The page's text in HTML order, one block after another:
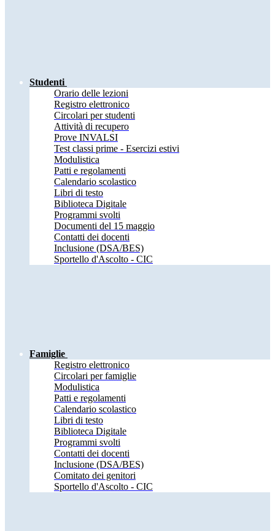
Studenti
Orario delle lezioni
Registro elettronico
Circolari per studenti
Attività di recupero
Prove INVALSI
Test classi prime - Esercizi estivi
Modulistica
Patti e regolamenti
Calendario scolastico
Libri di testo
Biblioteca Digitale
Programmi svolti
Documenti del 15 maggio
Contatti dei docenti
Inclusione (DSA/BES)
Sportello d'Ascolto - CIC
Famiglie
Registro elettronico
Circolari per famiglie
Modulistica
Patti e regolamenti
Calendario scolastico
Libri di testo
Biblioteca Digitale
Programmi svolti
Contatti dei docenti
Inclusione (DSA/BES)
Comitato dei genitori
Sportello d'Ascolto - CIC